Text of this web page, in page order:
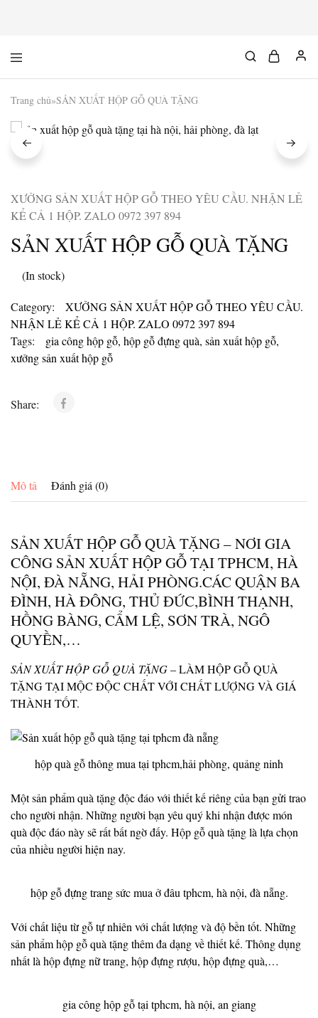
độc
&
Trang chủ»SẢN XUẤT HỘP GỖ QUÀ TẶNG
XƯỞNG SẢN XUẤT HỘP GỖ THEO YÊU CẦU. NHẬN LẺ
KỂ CẢ 1 HỘP. ZALO 0972 397 894
SẢN XUẤT HỘP GỖ QUÀ TẶNG
(In stock)
Category:
XƯỞNG SẢN XUẤT HỘP GỖ THEO YÊU CẦU.
NHẬN LẺ KỂ CẢ 1 HỘP. ZALO 0972 397 894
Tags:
gia công hộp gỗ, hộp gỗ đựng quà, sản xuất hộp gỗ,
xưởng sản xuất hộp gỗ
Share:
Mô tả Đánh giá (0)
SẢN XUẤT HỘP GỖ QUÀ TẶNG – NƠI GIA
CÔNG SẢN XUẤT HỘP GỖ TẠI TPHCM, HÀ
NỘI, ĐÀ NẴNG, HẢI PHÒNG.CÁC QUẬN BA
ĐÌNH, HÀ ĐÔNG, THỦ ĐỨC,BÌNH THẠNH,
HỒNG BÀNG, CẨM LỆ, SƠN TRÀ, NGÔ
QUYỀN,…
SẢN XUẤT HỘP GỖ QUÀ TẶNG– LÀM HỘP GỖ QUÀ
TẶNG TẠI MỘC ĐỘC CHẤT VỚI CHẤT LƯỢNG VÀ GIÁ
THÀNH TỐT.
hộp quà gỗ thông mua tại tphcm,hải phòng, quảng ninh
Một sản phẩm quà tặng độc đáo với thiết kế riêng của bạn gửi trao
cho người nhận. Những người bạn yêu quý khi nhận được món
quà độc đáo này sẽ rất bất ngờ đấy. Hộp gỗ quà tặng là lựa chọn
của nhiều người hiện nay.
hộp gỗ đựng trang sức mua ở đâu tphcm, hà nội, đà nẵng.
Với chất liệu từ gỗ tự nhiên với chất lượng và độ bền tốt. Những
sản phẩm hộp gỗ quà tặng thêm đa dạng về thiết kế. Thông dụng
nhất là hộp đựng nữ trang, hộp đựng rượu, hộp đựng quà,…
gia công hộp gỗ tại tphcm, hà nội, an giang